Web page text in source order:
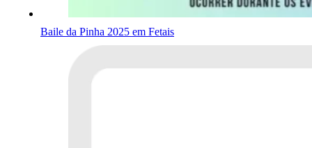
Baile da Pinha 2025 em Fetais